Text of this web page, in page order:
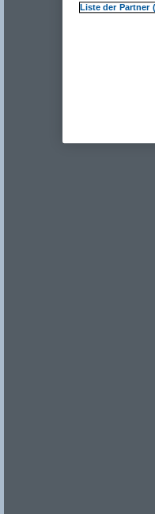
Liste der Partner